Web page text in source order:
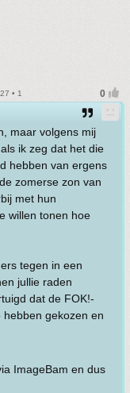
• 1
maar volgens mij
ik zeg dat het die
hebben van ergens
zomerse zon van
met hun
willen tonen hoe
tegen in een
jullie raden
dat de FOK!-
gekozen en
ImageBam en dus